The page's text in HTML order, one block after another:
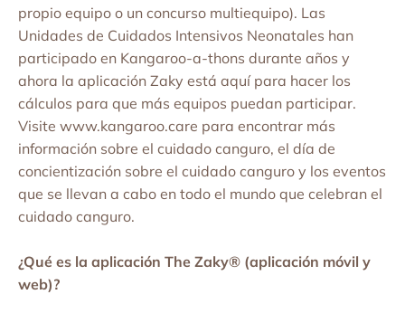
propio equipo o un concurso multiequipo). Las
Unidades de Cuidados Intensivos Neonatales han
participado en Kangaroo-a-thons durante años y
ahora la aplicación Zaky está aquí para hacer los
cálculos para que más equipos puedan participar.
Visite www.kangaroo.care para encontrar más
información sobre el cuidado canguro, el día de
concientización sobre el cuidado canguro y los eventos
que se llevan a cabo en todo el mundo que celebran el
cuidado canguro.
¿Qué es la aplicación The Zaky® (aplicación móvil y
web)?